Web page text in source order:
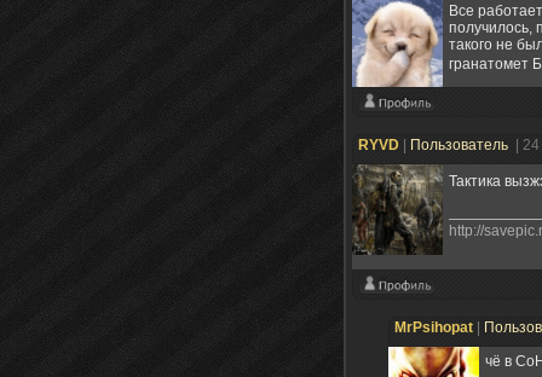
Все
получилось,
такого не
гранатомет
RYVD Пользователь |
Тактика
http://
MrPsihopat
чё в